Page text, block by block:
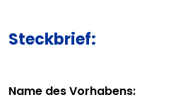
Steckbrief:
Name des Vorhabens: